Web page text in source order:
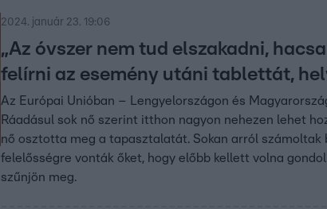
2024. január 23. 19:06
„Az óvszer nem tud elszakadni,
felírni az esemény utáni tablettát,
Az Európai Unióban – Lengyelországon és
Ráadásul sok nő szerint itthon nagyon nehezen lehet
nő osztotta meg a tapasztalatát. Sokan arról
felelősségre vonták őket, hogy előbb kellett volna
szűnjön meg.